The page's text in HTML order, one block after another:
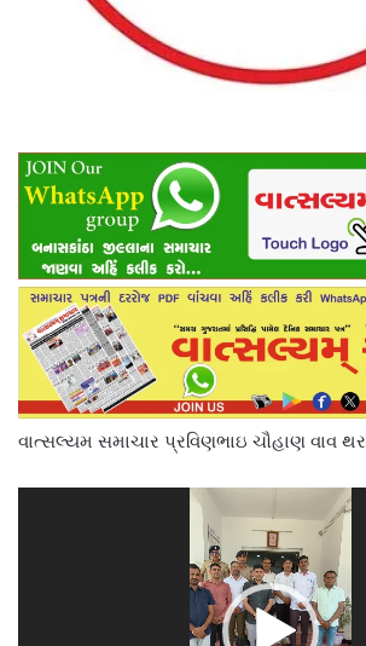
વાત્સલ્યમ સમાચાર પ્રવિણભાઇ ચૌહાણ વાવ